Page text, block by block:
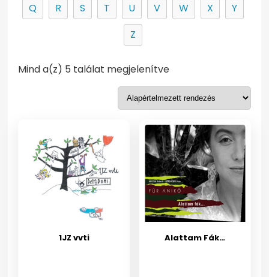
Q
R S T U V W X
Y
Z
Mind a(z) 5 találat megjelenítve
1JZ vvti Alattam Fák…